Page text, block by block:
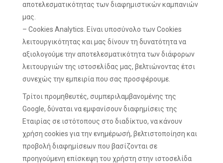
αποτελεσματικότητας των διαφημιστικών καμπανιών
μας.
– Cookies Analytics. Είναι υποσύνολο των Cookies
λειτουργικότητας και μας δίνουν τη δυνατότητα να
αξιολογούμε την αποτελεσματικότητα των διάφορων
λειτουργιών της ιστοσελίδας μας, βελτιώνοντας έτσι
συνεχώς την εμπειρία που σας προσφέρουμε.
Τρίτοι προμηθευτές, συμπεριλαμβανομένης της
Google, δύναται να εμφανίσουν διαφημίσεις της
Εταιρίας σε ιστότοπους στο διαδίκτυο, να κάνουν
χρήση cookies για την ενημέρωσή, βελτιστοποίηση και
προβολή διαφημίσεων που βασίζονται σε
προηγούμενη επίσκεψη του χρήστη στην ιστοσελίδα